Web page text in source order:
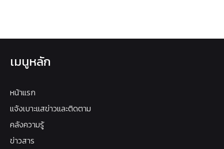
เมนูหลัก
หน้าแรก
แจ้งเบาะแสข่าวและติดตาม
คลังความรู้
ข่าวสาร